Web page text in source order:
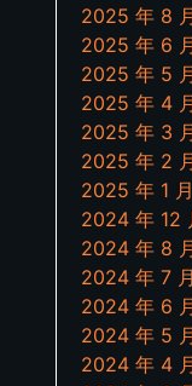
2025 年 8
2025 年 6
2025 年 5
2025 年 4
2025 年 3
2025 年 2
2025 年 1 月
2024 年 12
2024 年 8
2024 年 7 月
2024 年 6
2024 年 5
2024 年 4